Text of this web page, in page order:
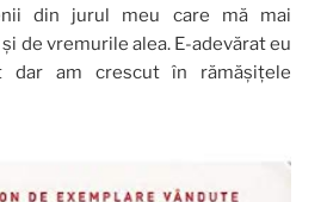
din jurul meu care mă mai
de vremurile alea. E-adevărat eu
dar am crescut în rămășițele